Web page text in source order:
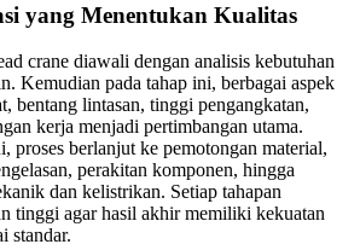
yang Menentukan Kualitas
crane diawali dengan analisis kebutuhan
Kemudian pada tahap ini, berbagai aspek
bentang lintasan, tinggi pengangkatan,
kerja menjadi pertimbangan utama.
proses berlanjut ke pemotongan material,
perakitan komponen, hingga
dan kelistrikan. Setiap tahapan
tinggi agar hasil akhir memiliki kekuatan
standar.